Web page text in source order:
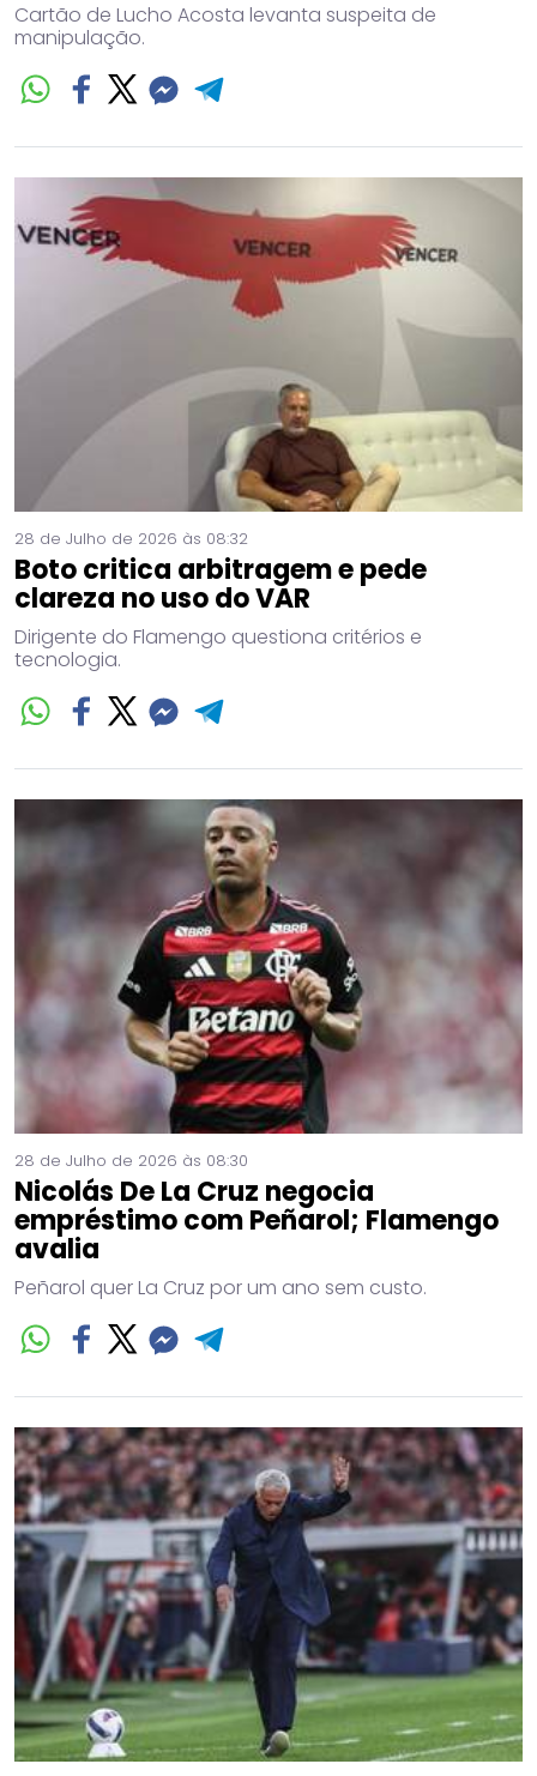
Cartão de Lucho Acosta levanta suspeita de
manipulação.
28 de Julho de 2026 às 08:32
Boto critica arbitragem e pede
clareza no uso do VAR
Dirigente do Flamengo questiona critérios e
tecnologia.
28 de Julho de 2026 às 08:30
Nicolás De La Cruz negocia
empréstimo com Peñarol; Flamengo
avalia
Peñarol quer La Cruz por um ano sem custo.